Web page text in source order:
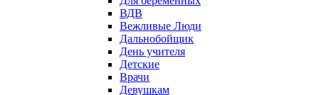
ВДВ
Вежливые Люди
Дальнобойщик
День учителя
Детские
Врачи
Девушкам